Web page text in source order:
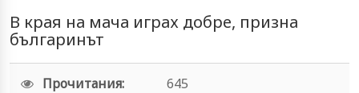
В края на мача играх добре, призна
българинът
Прочитания:
645